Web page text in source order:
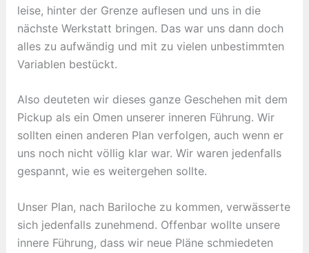
leise, hinter der Grenze auflesen und uns in die
nächste Werkstatt bringen. Das war uns dann doch
alles zu aufwändig und mit zu vielen unbestimmten
Variablen bestückt.
Also deuteten wir dieses ganze Geschehen mit dem
Pickup als ein Omen unserer inneren Führung. Wir
sollten einen anderen Plan verfolgen, auch wenn er
uns noch nicht völlig klar war. Wir waren jedenfalls
gespannt, wie es weitergehen sollte.
Unser Plan, nach Bariloche zu kommen, verwässerte
sich jedenfalls zunehmend. Offenbar wollte unsere
innere Führung, dass wir neue Pläne schmiedeten